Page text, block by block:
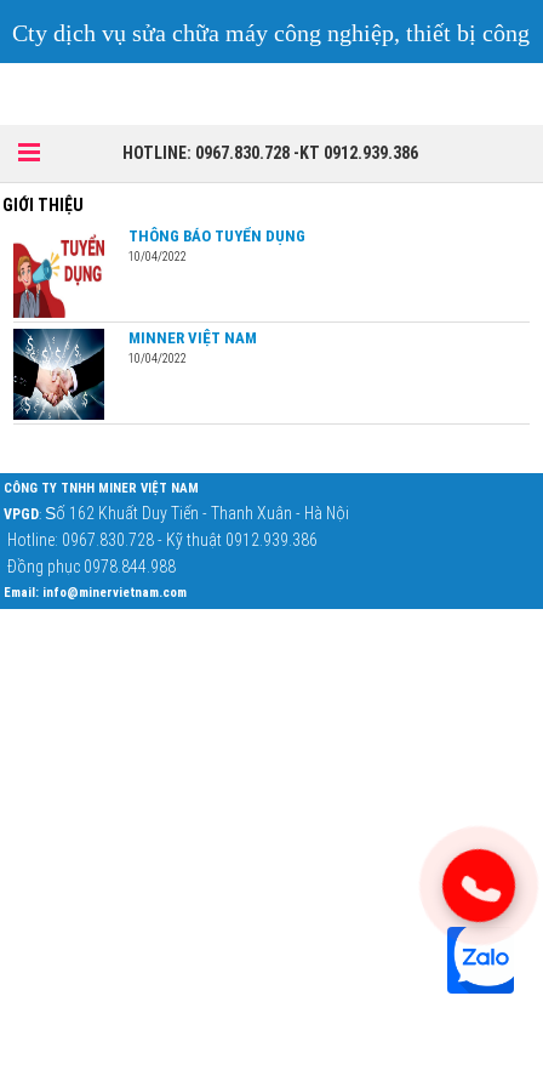
Cty dịch vụ sửa chữa máy công nghiệp, thiết bị công
HOTLINE: 0967.830.728 -KT 0912.939.386
GIỚI THIỆU
THÔNG BÁO TUYỂN DỤNG
10/04/2022
MINNER VIỆT NAM
10/04/2022
CÔNG TY TNHH MINER VIỆT NAM
VPGD: Số 162 Khuất Duy Tiến - Thanh Xuân - Hà Nội
Hotline: 0967.830.728 - Kỹ thuật 0912.939.386
Đồng phục 0978.844.988
Email: info@minervietnam.com